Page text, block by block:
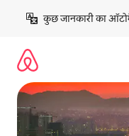
छोड़कर
कॉन्टेंट
कुछ जानकारी का